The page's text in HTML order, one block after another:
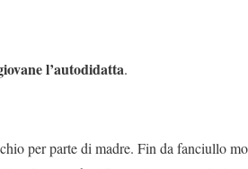
l’autodidatta.
per parte di madre. Fin da fanciullo